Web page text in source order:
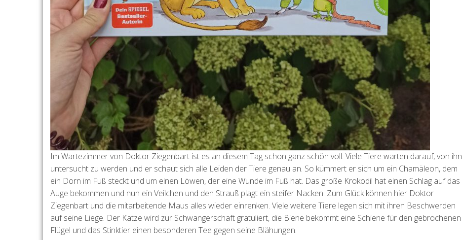
Im Wartezimmer von Doktor Ziegenbart ist es an diesem Tag schon ganz schön voll. Viele Tiere warten darauf, von ihn
untersucht zu werden und er schaut sich alle Leiden der Tiere genau an. So kümmert er sich um ein Chamäleon, dem
ein Dorn im Fuß steckt und um einen Löwen, der eine Wunde im Fuß hat. Das große Krokodil hat einen Schlag auf das
Auge bekommen und nun ein Veilchen und den Strauß plagt ein steifer Nacken. Zum Glück können hier Doktor
Ziegenbart und die mitarbeitende Maus alles wieder einrenken. Viele weitere Tiere legen sich mit ihren Beschwerden
auf seine Liege. Der Katze wird zur Schwangerschaft gratuliert, die Biene bekommt eine Schiene für den gebrochenen
Flügel und das Stinktier einen besonderen Tee gegen seine Blähungen.